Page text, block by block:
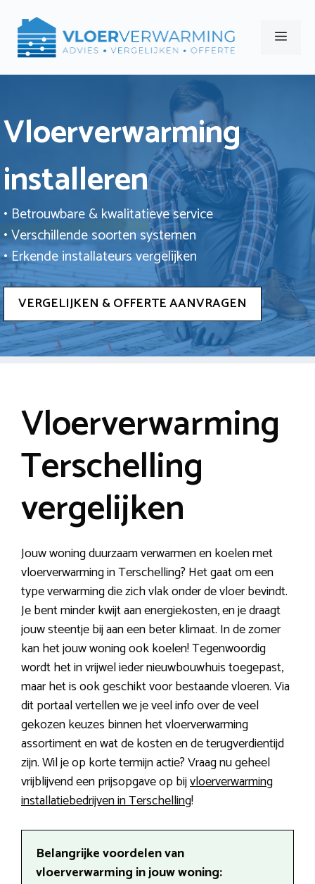
naar
Menu
Vloerverwarming
installeren
• Betrouwbare & kwalitatieve service
• Verschillende soorten systemen
• Erkende installateurs vergelijken
VERGELIJKEN & OFFERTE AANVRAGEN
Vloerverwarming
Terschelling
vergelijken
Jouw woning duurzaam verwarmen en koelen met
vloerverwarming in Terschelling? Het gaat om een
type verwarming die zich vlak onder de vloer bevindt.
Je bent minder kwijt aan energiekosten, en je draagt
jouw steentje bij aan een beter klimaat. In de zomer
kan het jouw woning ook koelen! Tegenwoordig
wordt het in vrijwel ieder nieuwbouwhuis toegepast,
maar het is ook geschikt voor bestaande vloeren. Via
dit portaal vertellen we je veel info over de veel
gekozen keuzes binnen het vloerverwarming
assortiment en wat de kosten en de terugverdientijd
zijn. Wil je op korte termijn actie? Vraag nu geheel
vrijblijvend een prijsopgave op bijvloerverwarming
installatiebedrijven in Terschelling!
Belangrijke voordelen van
vloerverwarming in jouw woning: